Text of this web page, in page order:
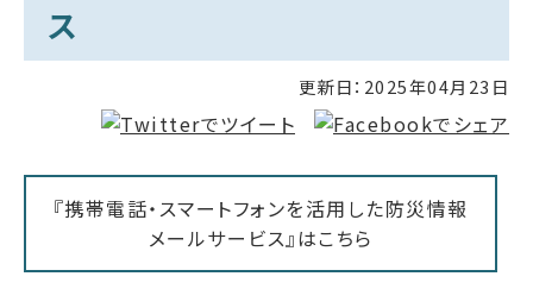
ス
更新日： 2025年04月23日
『携帯電話・スマートフォンを活用した防災情報
メールサービス』はこちら